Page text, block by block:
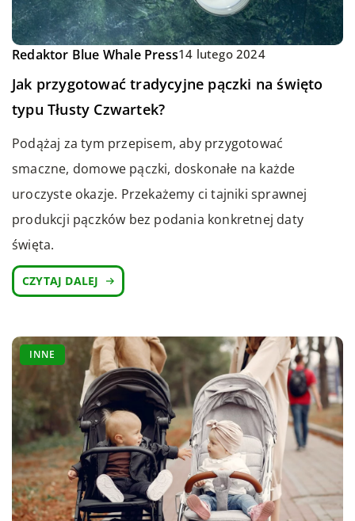
Redaktor Blue Whale Press14 lutego 2024
Jak przygotować tradycyjne pączki na święto
typu Tłusty Czwartek?
Podążaj za tym przepisem, aby przygotować
smaczne, domowe pączki, doskonałe na każde
uroczyste okazje. Przekażemy ci tajniki sprawnej
produkcji pączków bez podania konkretnej daty
święta.
CZYTAJ DALEJ
INNE